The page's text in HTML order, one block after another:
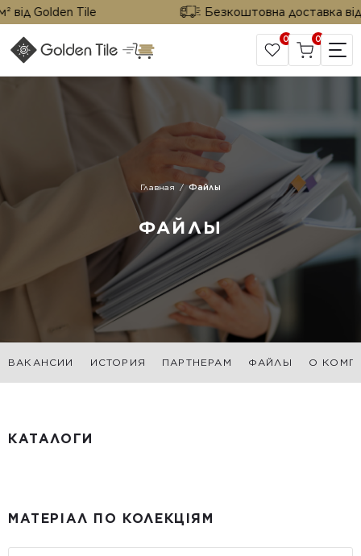
Golden Tile Безкоштовна доставка від
САЙТ КОМПАНИИ
0 0
Главная Файлы
ФАЙЛЫ
ВАКАНСИИ ИСТОРИЯ ПАРТНЕРАМ ФАЙЛЫ О
КАТАЛОГИ
МАТЕРІАЛ ПО КОЛЕКЦІЯМ